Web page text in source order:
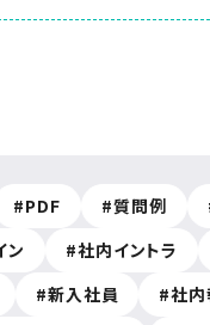
PDF 質問例
ン 社内イントラ
新入社員 社内